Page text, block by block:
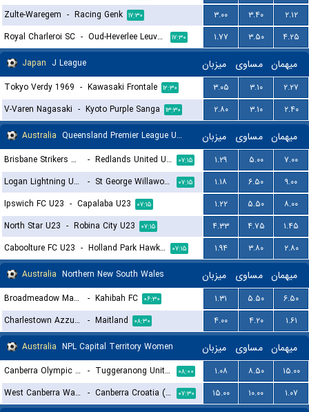
Zulte-Waregem - Racing Genk ۱۷:۳۰ ۳.۰۰ ۳.۴۰
۲.۱۲
Royal Charleroi SC - Oud-Heverlee Leuven ۱۷:۳۰ ۱.۷۷ ۳.۵۰
۴.۲۵
Japan J League میزبان مساوی میهمان
Tokyo Verdy 1969 - Kawasaki Frontale ۱۲:۳۰ ۳.۰۵ ۳.۱۰
۲.۲۷
V-Varen Nagasaki - Kyoto Purple Sanga ۱۳:۳۰ ۲.۸۰ ۳.۱۰
۲.۴۰
Australia Queensland Premier League U23 میزبان مساوی میهمان
Brisbane Strikers U23 - Redlands United U23 ۰۷:۱۵ ۱.۲۹ ۵.۰۰
۷.۰۰
Logan Lightning U23
- St George Willawong FC U23 ۰۷:۱۵ ۱.۱۸ ۶.۵۰
۹.۰۰
Ipswich FC U23 - Capalaba U23 ۰۷:۱۵ ۱.۲۲ ۵.۵۰
۸.۰۰
North Star U23 - Robina City U23 ۰۷:۱۵ ۴.۳۳ ۴.۷۵
۱.۴۵
Caboolture FC U23 - Holland Park Hawks U23 ۰۷:۱۵ ۱.۹۴ ۳.۸۰
۲.۸۰
Australia Northern New South Wales میزبان مساوی میهمان
Broadmeadow Magic - Kahibah FC ۰۶:۳۰ ۱.۳۱ ۵.۵۰
۶.۵۰
Charlestown Azzurri
- Maitland ۰۸:۳۰ ۴.۰۰ ۴.۲۰
۱.۶۱
Australia NPL Capital Territory Women میزبان مساوی میهمان
Canberra Olympic (W) - Tuggeranong United (W) ۰۸:۰۰ ۱.۰۸ ۸.۵۰
۱۵.۰۰
West Canberra Wanderers FC (W) - Canberra Croatia (W) ۰۷:۳۰ ۱۵.۰۰ ۱۰.۰۰
۱.۰۷